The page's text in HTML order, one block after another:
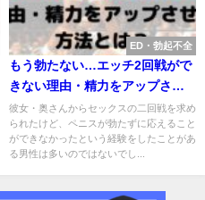
ED・勃起不全
もう勃たない…エッチ2回戦がで
きない理由・精力をアップさせ
る方法とは
彼女・奥さんからセックスの二回戦を求め
られたけど、ペニスが勃たずに応えること
ができなかったという経験をしたことがあ
る男性は多いのではないでし...